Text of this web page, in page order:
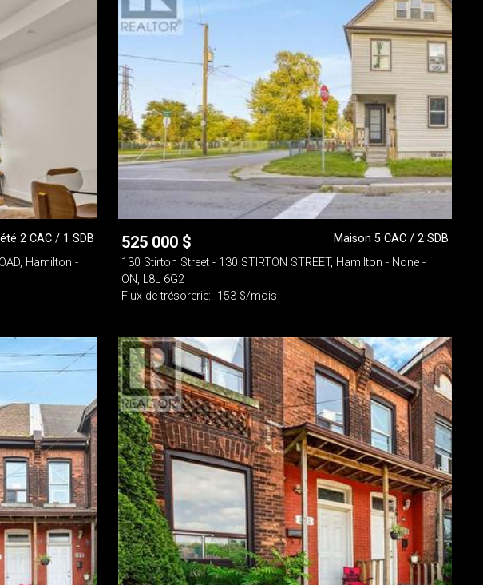
2 CAC / 1 SDB
Hamilton -
525 000 $
Maison 5 CAC / 2 SDB
130 Stirton Street - 130 STIRTON STREET, Hamilton - None -
ON, L8L 6G2
Flux de trésorerie: -153 $/mois